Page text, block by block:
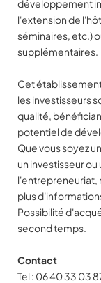
développement
l'extension de
séminaires, etc.)
supplémentaires.
Cet
les investisseurs
qualité,
potentiel de
Que vous soyez
un investisseur
l'entrepreneuriat,
plus
Possibilité
second temps.
Contact
Tel : 06 40 33 03